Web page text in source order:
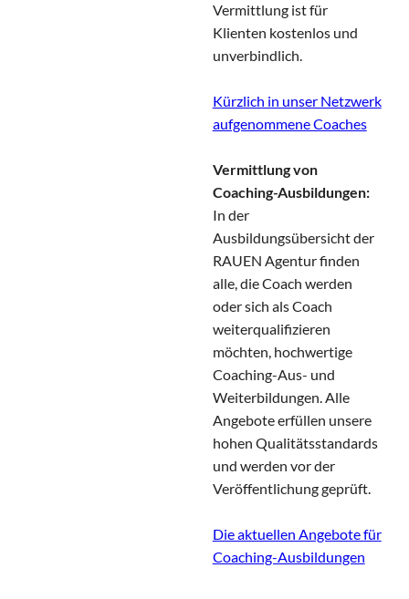
Vermittlung ist für
Klienten kostenlos und
unverbindlich.
Kürzlich in unser Netzwerk
aufgenommene Coaches
Vermittlung von
Coaching-Ausbildungen:
In der
Ausbildungsübersicht der
RAUEN Agentur finden
alle, die Coach werden
oder sich als Coach
weiterqualifizieren
möchten, hochwertige
Coaching-Aus- und
Weiterbildungen. Alle
Angebote erfüllen unsere
hohen Qualitätsstandards
und werden vor der
Veröffentlichung geprüft.
Die aktuellen Angebote für
Coaching-Ausbildungen